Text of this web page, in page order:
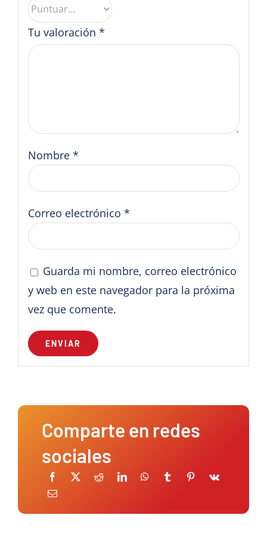
Tu valoración *
Nombre *
Correo electrónico *
Guarda mi nombre, correo electrónico
y web en este navegador para la próxima
vez que comente.
Comparte en redes
sociales